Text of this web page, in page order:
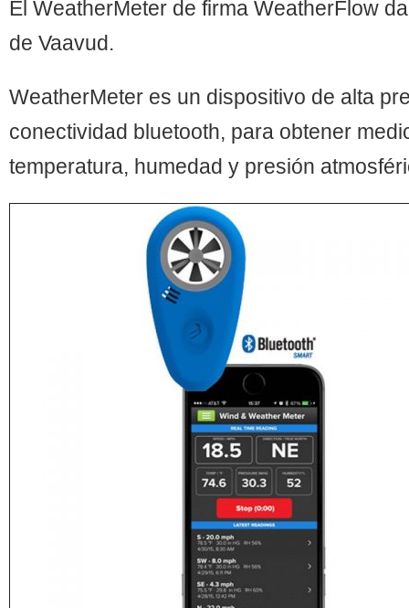
El WeatherMeter de firma WeatherFlow
de Vaavud.
WeatherMeter es un dispositivo de alta
conectividad bluetooth, para obtener
temperatura, humedad y presión